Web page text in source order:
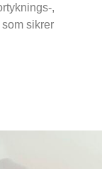
,
sikrer